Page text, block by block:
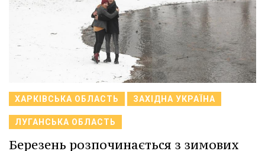
ХАРКІВСЬКА ОБЛАСТЬ ЗАХІДНА УКРАЇНА
ЛУГАНСЬКА ОБЛАСТЬ
Березень розпочинається з зимових